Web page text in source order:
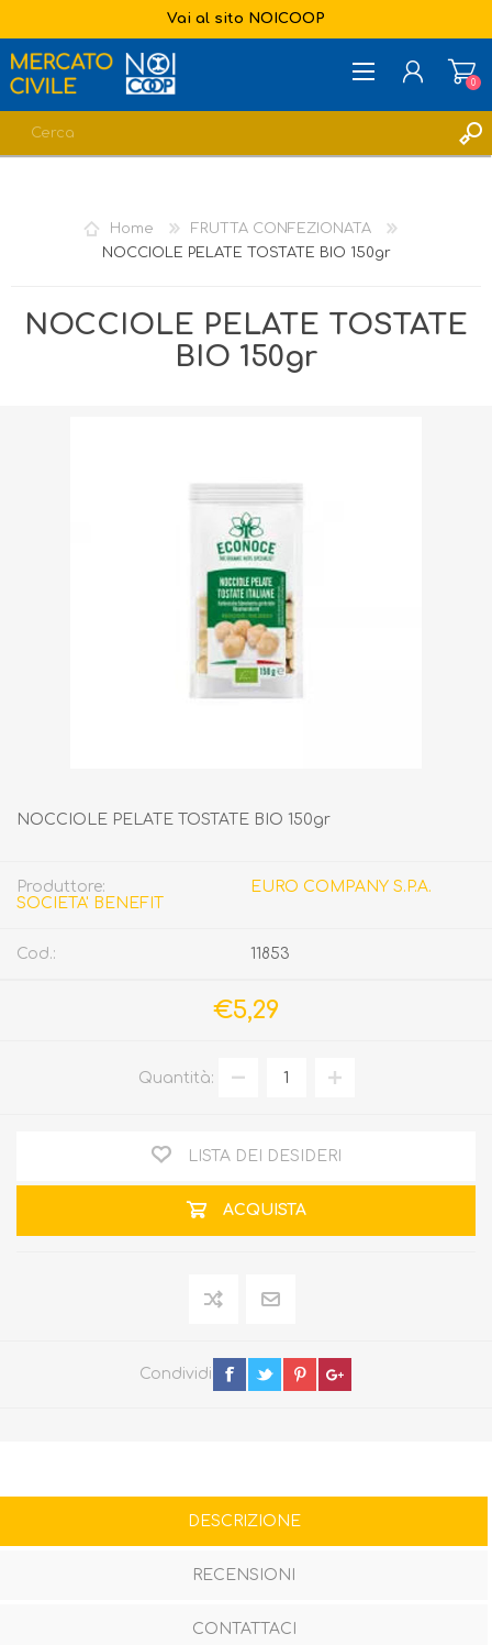
Vai al sito NOICOOP
LISTA DEI DESIDERI
0
Home
FRUTTA CONFEZIONATA
NOCCIOLE PELATE TOSTATE BIO 150gr
NOCCIOLE PELATE TOSTATE
BIO 150gr
NOCCIOLE PELATE TOSTATE BIO 150gr
Produttore:
EURO COMPANY S.P.A.
SOCIETA' BENEFIT
Cod.: 11853
€5,29
Quantità:
LISTA DEI DESIDERI
ACQUISTA
Condividi
DESCRIZIONE
RECENSIONI
CONTATTACI